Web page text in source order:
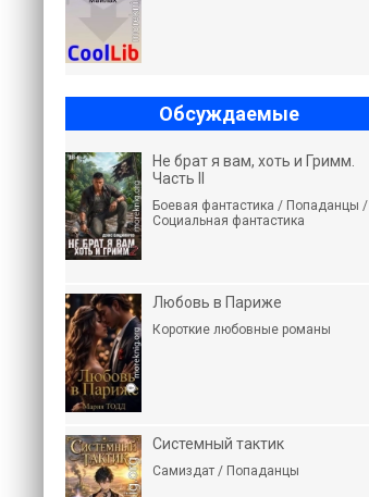
Обсуждаемые
Не брат я вам, хоть и Гримм.
Часть II
Боевая фантастика / Попаданцы /
Социальная фантастика
Любовь в Париже
Короткие любовные романы
Системный тактик
Самиздат / Попаданцы